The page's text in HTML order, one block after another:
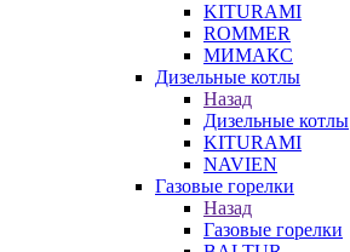
KITURAMI
ROMMER
МИМАКС
Дизельные котлы
Назад
Дизельные котлы
KITURAMI
NAVIEN
Газовые горелки
Назад
Газовые горелки